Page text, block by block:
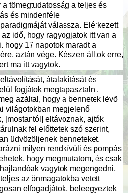
tömegtudatosság a teljes és
és mindenféle
válassza. Elérkezett
idő, hogy ragyogjatok itt van a
hogy 17 napotok maradt a
aztán vége. Készen álltok erre,
ma itt vagytok.
átalakítását és
fogjátok megtapasztalni.
azáltal, hogy a bennetek lévő
világotokban megjelenő
[mostantól] eltávoznak, ajtók
fel előttetek szó szerint,
üdvözöljenek benneteket.
milyen rendkívüli és pompás
hogy megmutatom, és csak
vagytok megengedni,
az önmagatokba vetett
elfogadjátok, beleegyeztek